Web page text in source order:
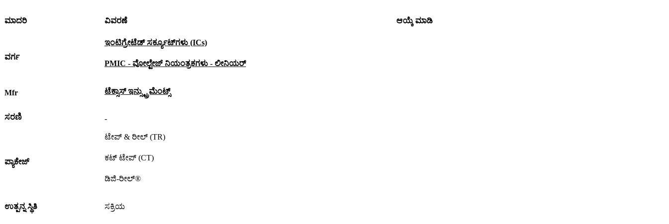
ಮಾದರಿ ವಿವರಣೆ ಆಯ್ಕೆ ಮಾಡಿ
ವರ್ಗ
ಇಂಟಿಗ್ರೇಟೆಡ್ ಸರ್ಕ್ಯೂಟ್‌ಗಳು (ICs)
PMIC - ವೋಲ್ಟೇಜ್ ನಿಯಂತ್ರಕಗಳು - ಲೀನಿಯರ್
Mfr ಟೆಕ್ಸಾಸ್ ಇನ್ಸ್ಟ್ರುಮೆಂಟ್ಸ್
ಸರಣಿ -
ಪ್ಯಾಕೇಜ್
ಟೇಪ್ & ರೀಲ್ (TR)
ಕಟ್ ಟೇಪ್ (CT)
ಡಿಜಿ-ರೀಲ್®
ಉತ್ಪನ್ನ ಸ್ಥಿತಿ ಸಕ್ರಿಯ